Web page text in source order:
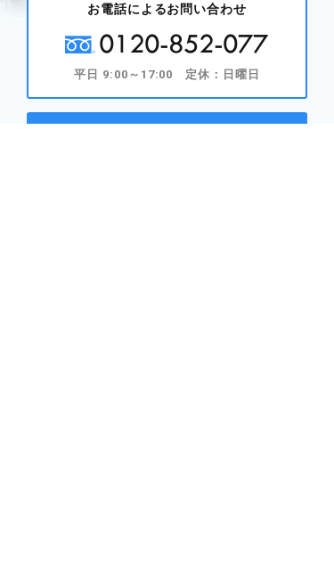
お電話によるお問い合わせ
0120-852-077
平日 9:00～17:00 定休：日曜日